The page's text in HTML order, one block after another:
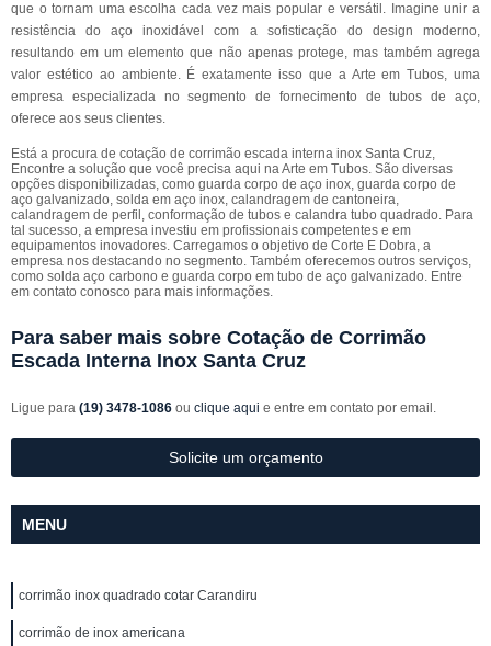
que o tornam uma escolha cada vez mais popular e versátil. Imagine unir a
resistência do aço inoxidável com a sofisticação do design moderno,
resultando em um elemento que não apenas protege, mas também agrega
valor estético ao ambiente. É exatamente isso que a Arte em Tubos, uma
empresa especializada no segmento de fornecimento de tubos de aço,
oferece aos seus clientes.
Está a procura de cotação de corrimão escada interna inox Santa Cruz,
Encontre a solução que você precisa aqui na Arte em Tubos. São diversas
opções disponibilizadas, como guarda corpo de aço inox, guarda corpo de
aço galvanizado, solda em aço inox, calandragem de cantoneira,
calandragem de perfil, conformação de tubos e calandra tubo quadrado. Para
tal sucesso, a empresa investiu em profissionais competentes e em
equipamentos inovadores. Carregamos o objetivo de Corte E Dobra, a
empresa nos destacando no segmento. Também oferecemos outros serviços,
como solda aço carbono e guarda corpo em tubo de aço galvanizado. Entre
em contato conosco para mais informações.
Para saber mais sobre Cotação de Corrimão
Escada Interna Inox Santa Cruz
Ligue para (19) 3478-1086 ou clique aqui e entre em contato por email.
Solicite um orçamento
MENU
corrimão inox quadrado cotar Carandiru
corrimão de inox americana